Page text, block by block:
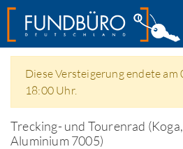
Diese Versteigerung endete am
18:00 Uhr.
Trecking- und Tourenrad
Aluminium 7005)